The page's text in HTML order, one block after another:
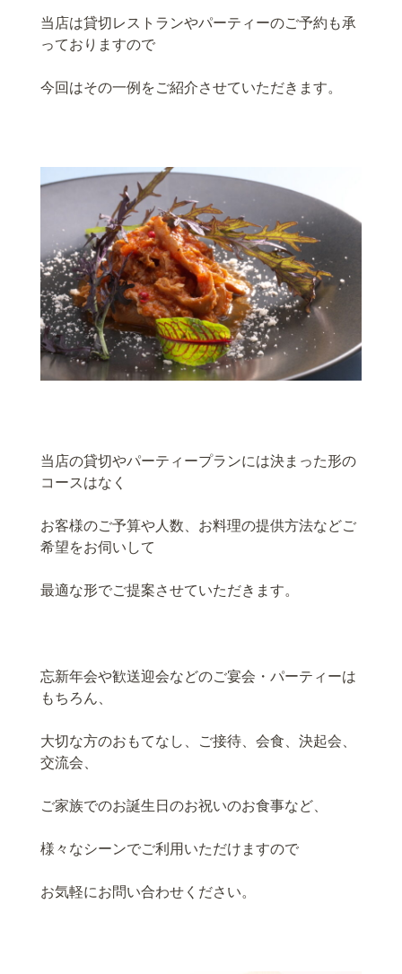
当店は貸切レストランやパーティーのご予約も承
っておりますので
今回はその一例をご紹介させていただきます。
当店の貸切やパーティープランには決まった形の
コースはなく
お客様のご予算や人数、お料理の提供方法などご
希望をお伺いして
最適な形でご提案させていただきます。
忘新年会や歓送迎会などのご宴会・パーティーは
もちろん、
大切な方のおもてなし、ご接待、会食、決起会、
交流会、
ご家族でのお誕生日のお祝いのお食事など、
様々なシーンでご利用いただけますので
お気軽にお問い合わせください。